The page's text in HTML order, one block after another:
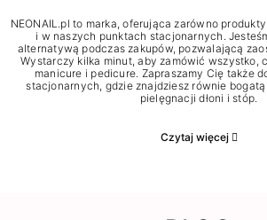
NEONAIL.pl to marka, oferująca zarówno
i w naszych punktach stacjonarnych.
alternatywą podczas zakupów, pozwalającą
Wystarczy kilka minut, aby zamówić wszystko,
manicure i pedicure. Zapraszamy Cię także
stacjonarnych, gdzie znajdziesz równie
pielęgnacji dłoni i stóp.
Czytaj więcej